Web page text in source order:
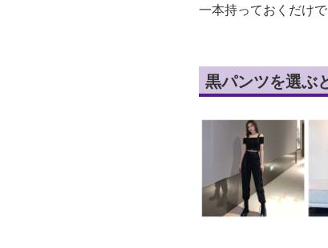
一本持っておくだけで
黒パンツを選ぶ